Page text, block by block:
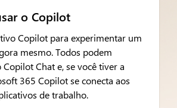
o Copilot
Copilot para experimentar um
mesmo. Todos podem
Chat e, se você tiver a
365 Copilot se conecta aos
de trabalho.